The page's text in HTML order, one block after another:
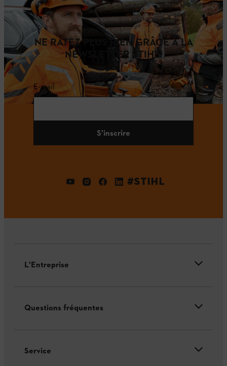
NE RATEZ PLUS RIEN GRÂCE À LA
NEWSLETTER STIHL!
E-mail
S'inscrire
#STIHL
L'Entreprise
Questions fréquentes
Service